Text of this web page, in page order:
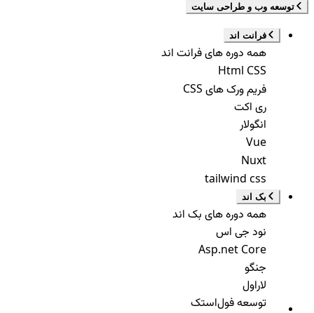
توسعه وب و طراحی سایت
فرانت اند
همه دوره های فرانت اند
Html CSS
فریم ورک های CSS
ری اکت
انگولار
Vue
Nuxt
tailwind css
بک اند
همه دوره های بک اند
نود جی اس
Asp.net Core
جنگو
لاراول
توسعه فول‌استک